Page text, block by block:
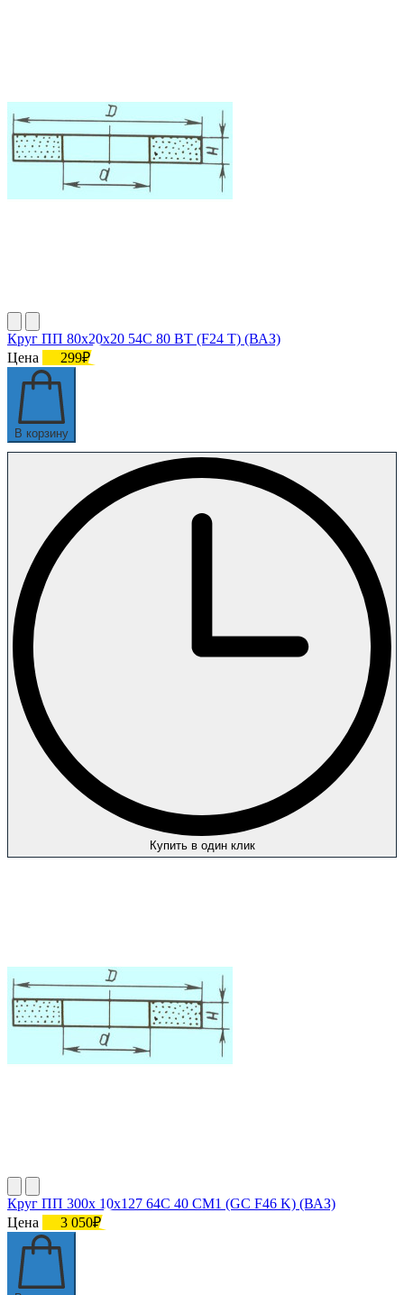
Круг ПП 80х20х20 54С 80 ВТ (F24 Т) (ВАЗ)
Цена
299₽
В корзину
Купить в один клик
Круг ПП 300х 10х127 64С 40 СМ1 (GC F46 K) (ВАЗ)
Цена
3 050₽